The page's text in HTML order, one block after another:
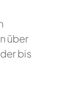
über
bis